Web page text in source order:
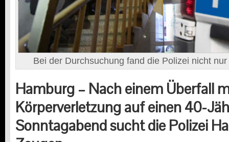
Bei der Durchsuchung fand die Polizei nicht
Hamburg – Nach einem Überfall
Körperverletzung auf einen 40-
Sonntagabend sucht die Polizei